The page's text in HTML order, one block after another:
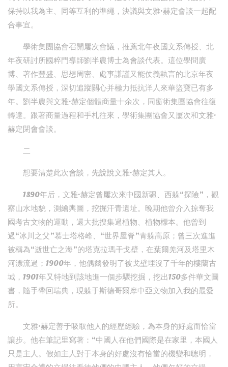
保持以我為主、同等互利的準繩，決議與文雅·赫定會談一起配
合事宜。
學術集團協會召開屢次會議，推薦北年夜國文系傳授、北
年夜研討所國粹門導師劉半農博士為會談代表。這位學問廣
博、著作豐盛、思想周密、處事謙謹又能仗義執言的北京年夜
學國文系傳授，深切追蹤關心并極力抵抗洋人來華盜寶已有多
年。劉半農與文雅·赫定個體商量十余次，同窗術集團協會往復
轉達。跟著商量過程和手札往來，學術集團協會又屢次和文雅·
赫定閉會會談。
二
想要清楚此次會談，先說說文雅·赫定其人。
1890年后，文雅·赫定曾屢次來中國新疆、西躲“探險”，觀
察山水地貌，測繪輿圖，挖掘汗青遺址。晚期他曾介入掠奪我
國考古文物的運動，還大批搜集過植物、植物標本。他曾到
過“冰川之父”慕士塔格峰、“世界屋脊”青躲高原；曾三次進進
被稱為“逝世亡之海”的塔克拉瑪干戈壁，在葉爾羌河及塔里木
河漂流過；1900年，他偶爾發明了被戈壁埋沒了千年的樓蘭古
城，1901年又特地到該地進一個步驟挖掘，挖出150多件華文圖
書，隨手帶回瑞典，現躲于斯德哥爾摩中亞文物加入我的最愛
所。
文雅·赫定善于吸取他人的經歷經驗，為本身的好處而恰當
讓步。他在筆記里寫著：“中國人在他們國際是在家里，本國人
只是主人。假如主人對于本身的好處沒有恰當的機變和聰明，